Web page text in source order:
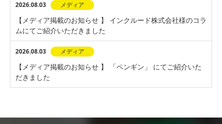
2026.08.03 メディア
【メディア掲載のお知らせ 】 インクルード株式会社様のコラ
ムにてご紹介いただきました
2026.08.03 メディア
【メディア掲載のお知らせ 】 「ペンギン」 にてご紹介いた
だきました